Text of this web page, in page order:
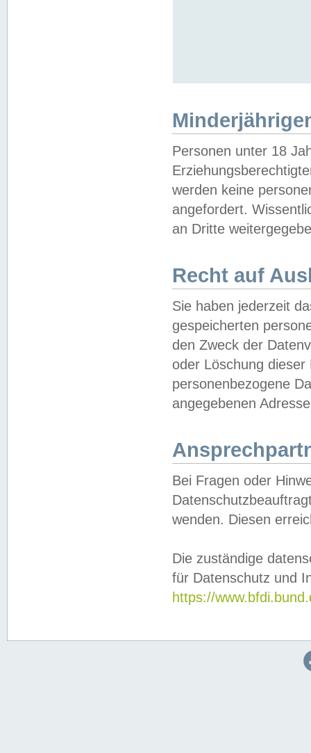
Personen unter 18
werden keine
angefordert.
an Dritte
Recht auf
Sie haben jederzeit
gespeicherten
den Zweck der
oder Löschung
personenbezogene
angegebenen
Bei Fragen oder
wenden. Diesen
Die zuständige
für Datenschutz und
https://